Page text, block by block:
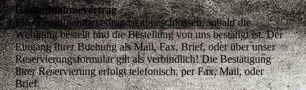
Gastaufnahmevertrag
Ein Gastaufnahmevertrag ist abgeschlossen, sobald die
Wohnung bestellt und die Bestellung von uns bestätigt ist. Der
Eingang Ihrer Buchung als Mail, Fax, Brief, oder über unser
Reservierungsformular gilt als verbindlich! Die Bestätigung
Ihrer Reservierung erfolgt telefonisch, per Fax, Mail, oder
Brief.